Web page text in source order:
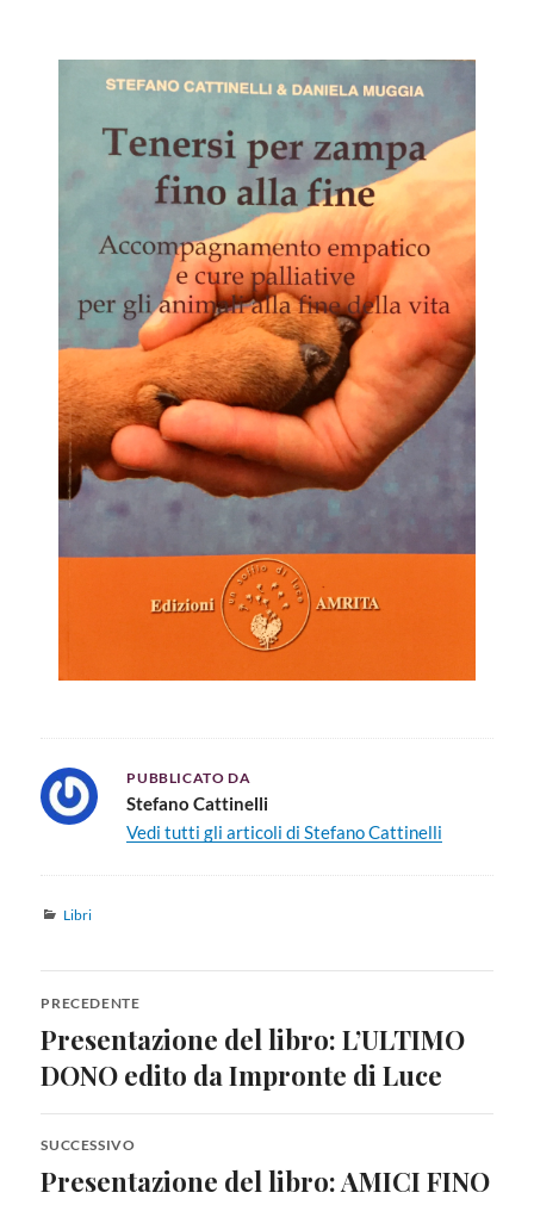
PUBBLICATO DA
Stefano Cattinelli
Vedi tutti gli articoli di Stefano Cattinelli
Libri
PRECEDENTE
Presentazione del libro: L’ULTIMO
DONO edito da Impronte di Luce
SUCCESSIVO
Presentazione del libro: AMICI FINO